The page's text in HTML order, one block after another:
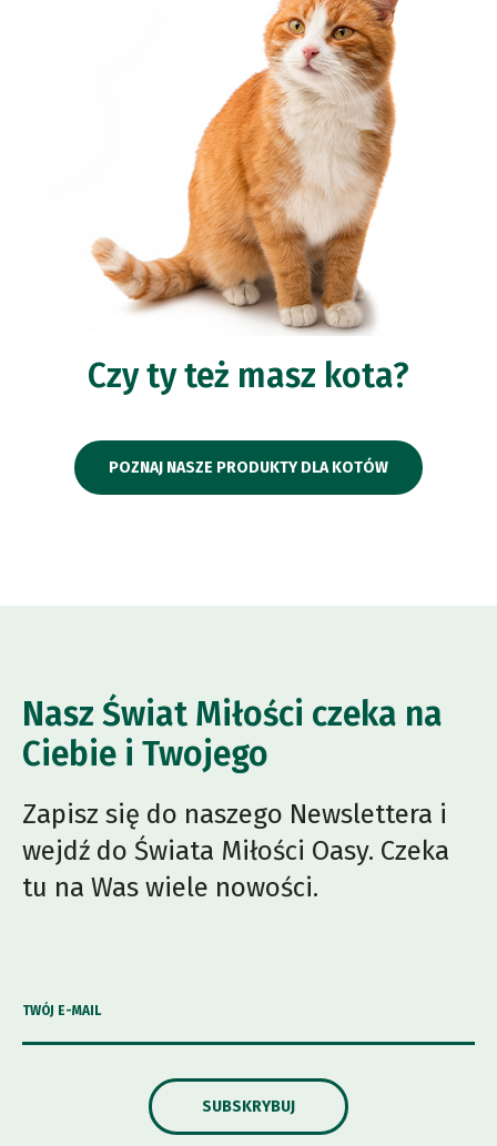
Czy ty też masz kota?
POZNAJ NASZE PRODUKTY DLA KOTÓW
Nasz Świat Miłości czeka na
Ciebie i Twojego
Zapisz się do naszego Newslettera i
wejdź do Świata Miłości Oasy. Czeka
tu na Was wiele nowości.
TWÓJ E-MAIL
SUBSKRYBUJ